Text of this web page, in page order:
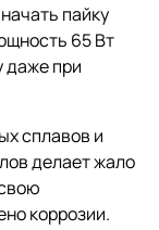
пайку
65 Вт
даже при
сплавов и
делает жало
коррозии.